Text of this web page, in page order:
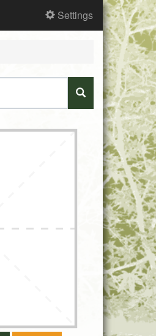
Settings